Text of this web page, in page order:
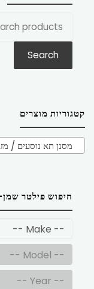
Search
קטגוריות מוצרים
מסנן תא נוסעים /
חיפוש פילטר